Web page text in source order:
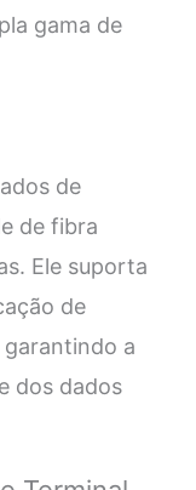
gama de
de
de fibra
Ele suporta
de
garantindo a
dos dados